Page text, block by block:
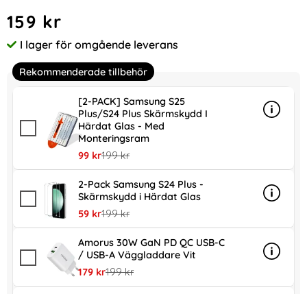
pris
159 kr
Tillgänglighet:
I lager för omgående leverans
Rekommenderade tillbehör
[2-PACK] Samsung S25
Plus/S24 Plus Skärmskydd I
Härdat Glas - Med
Monteringsram
rea pris
99 krtidigare pris
199 kr
Info
mer
2-Pack Samsung S24 Plus -
Skärmskydd i Härdat Glas
rea pris
59 krtidigare pris
199 kr
Info
mer
Amorus 30W GaN PD QC USB-C
/ USB-A Väggladdare Vit
rea pris
179 krtidigare pris
199 kr
Info
mer